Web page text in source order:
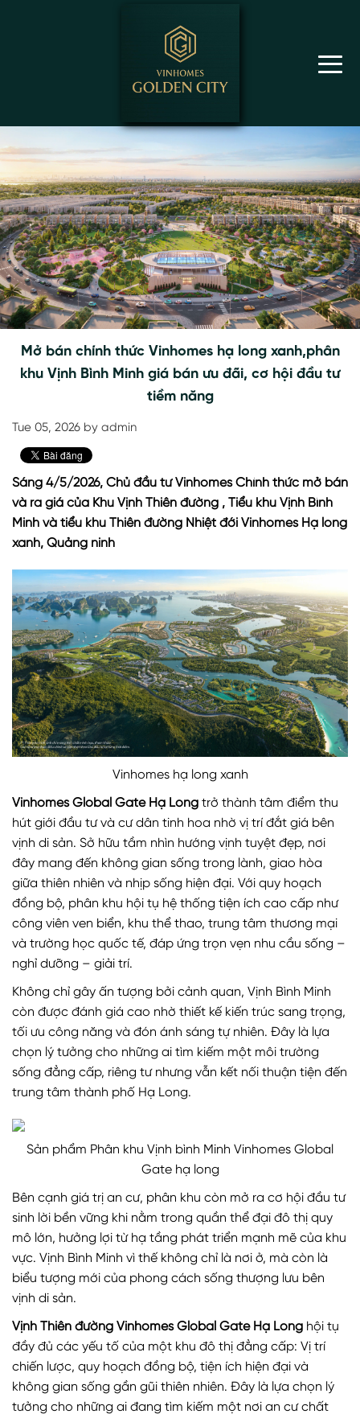
Mở bán chính thức Vinhomes hạ long xanh,phân
khu Vịnh Bình Minh giá bán ưu đãi, cơ hội đầu tư
tiềm năng
Tue 05, 2026 by admin
Sáng 4/5/2026, Chủ đầu tư Vinhomes Chính thức mở bán
và ra giá của Khu Vịnh Thiên đường , Tiểu khu Vịnh Bình
Minh và tiểu khu Thiên đường Nhiệt đới Vinhomes Hạ long
xanh, Quảng ninh
Vinhomes hạ long xanh
Vinhomes Global Gate Hạ Long trở thành tâm điểm thu
hút giới đầu tư và cư dân tinh hoa nhờ vị trí đắt giá bên
vịnh di sản. Sở hữu tầm nhìn hướng vịnh tuyệt đẹp, nơi
đây mang đến không gian sống trong lành, giao hòa
giữa thiên nhiên và nhịp sống hiện đại. Với quy hoạch
đồng bộ, phân khu hội tụ hệ thống tiện ích cao cấp như
công viên ven biển, khu thể thao, trung tâm thương mại
và trường học quốc tế, đáp ứng trọn vẹn nhu cầu sống –
nghỉ dưỡng – giải trí.
Không chỉ gây ấn tượng bởi cảnh quan, Vịnh Bình Minh
còn được đánh giá cao nhờ thiết kế kiến trúc sang trọng,
tối ưu công năng và đón ánh sáng tự nhiên. Đây là lựa
chọn lý tưởng cho những ai tìm kiếm một môi trường
sống đẳng cấp, riêng tư nhưng vẫn kết nối thuận tiện đến
trung tâm thành phố Hạ Long.
Sản phẩm Phân khu Vịnh bình Minh Vinhomes Global
Gate hạ long
Bên cạnh giá trị an cư, phân khu còn mở ra cơ hội đầu tư
sinh lời bền vững khi nằm trong quần thể đại đô thị quy
mô lớn, hưởng lợi từ hạ tầng phát triển mạnh mẽ của khu
vực. Vịnh Bình Minh vì thế không chỉ là nơi ở, mà còn là
biểu tượng mới của phong cách sống thượng lưu bên
vịnh di sản.
Vịnh Thiên đường Vinhomes Global Gate Hạ Long hội tụ
đầy đủ các yếu tố của một khu đô thị đẳng cấp: Vị trí
chiến lược, quy hoạch đồng bộ, tiện ích hiện đại và
không gian sống gần gũi thiên nhiên. Đây là lựa chọn lý
tưởng cho những ai đang tìm kiếm một nơi an cư chất